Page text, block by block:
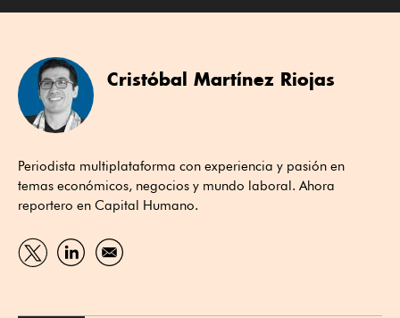
Cristóbal Martínez Riojas
Periodista multiplataforma con experiencia y pasión en
temas económicos, negocios y mundo laboral. Ahora
reportero en Capital Humano.